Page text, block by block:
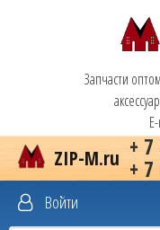
Запчасти
+
+
ZIP-M.ru
Войти